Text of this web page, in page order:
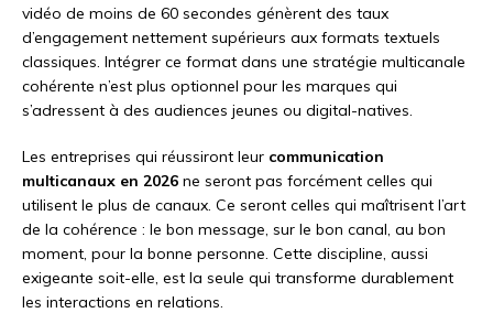
vidéo de moins de 60 secondes génèrent des taux
d’engagement nettement supérieurs aux formats textuels
classiques. Intégrer ce format dans une stratégie multicanale
cohérente n’est plus optionnel pour les marques qui
s’adressent à des audiences jeunes ou digital-natives.
Les entreprises qui réussiront leur communication
multicanaux en 2026 ne seront pas forcément celles qui
utilisent le plus de canaux. Ce seront celles qui maîtrisent l’art
de la cohérence : le bon message, sur le bon canal, au bon
moment, pour la bonne personne. Cette discipline, aussi
exigeante soit-elle, est la seule qui transforme durablement
les interactions en relations.